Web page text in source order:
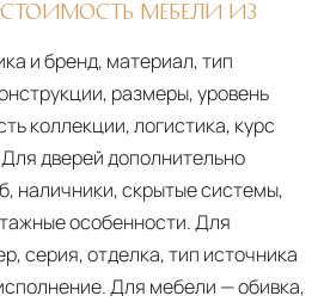
МЕБЕЛИ ИЗ
и бренд, материал, тип
размеры, уровень
коллекции, логистика, курс
дверей дополнительно
наличники, скрытые системы,
особенности. Для
серия, отделка, тип источника
Для мебели — обивка,